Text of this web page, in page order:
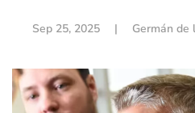
Sep 25, 2025 | Germán de